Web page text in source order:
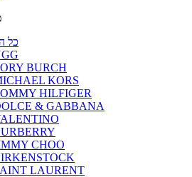
כל
BURCH
KORS
HILFIGER
& GABBANA
CHOO
LAURENT